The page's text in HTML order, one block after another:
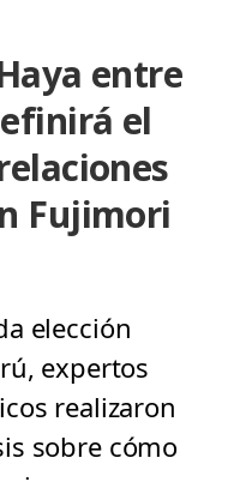
entre
el
Fujimori
elección
expertos
realizaron
sobre cómo